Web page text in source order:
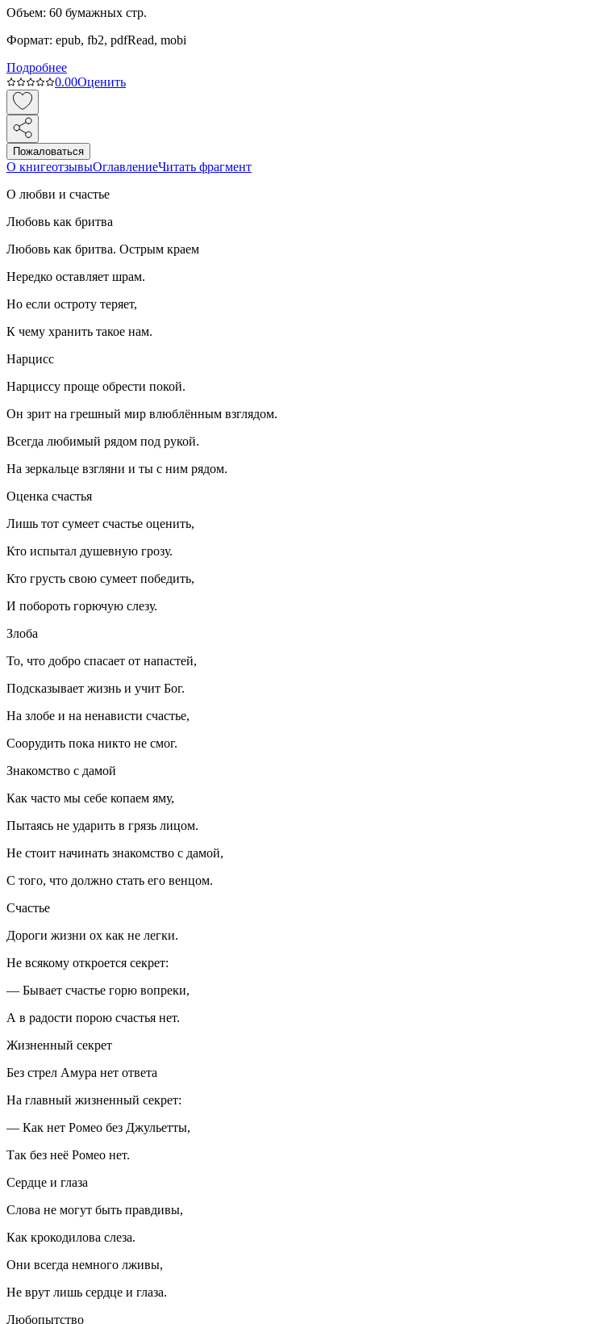
Объем: 60 бумажных стр.
Формат: epub, fb2, pdfRead, mobi
Подробнее
0.00Оценить
Пожаловаться
О книгеотзывыОглавлениеЧитать фрагмент
О любви и счастье
Любовь как бритва
Любовь как бритва. Острым краем
Нередко оставляет шрам.
Но если остроту теряет,
К чему хранить такое нам.
Нарцисс
Нарциссу проще обрести покой.
Он зрит на грешный мир влюблённым взглядом.
Всегда любимый рядом под рукой.
На зеркальце взгляни и ты с ним рядом.
Оценка счастья
Лишь тот сумеет счастье оценить,
Кто испытал душевную грозу.
Кто грусть свою сумеет победить,
И побороть горючую слезу.
Злоба
То, что добро спасает от напастей,
Подсказывает жизнь и учит Бог.
На злобе и на ненависти счастье,
Соорудить пока никто не смог.
Знакомство с дамой
Как часто мы себе копаем яму,
Пытаясь не ударить в грязь лицом.
Не стоит начинать знакомство с дамой,
С того, что должно стать его венцом.
Счастье
Дороги жизни ох как не легки.
Не всякому откроется секрет:
— Бывает счастье горю вопреки,
А в радости порою счастья нет.
Жизненный секрет
Без стрел Амура нет ответа
На главный жизненный секрет:
— Как нет Ромео без Джульетты,
Так без неё Ромео нет.
Сердце и глаза
Слова не могут быть правдивы,
Как крокодилова слеза.
Они всегда немного лживы,
Не врут лишь сердце и глаза.
Любопытство